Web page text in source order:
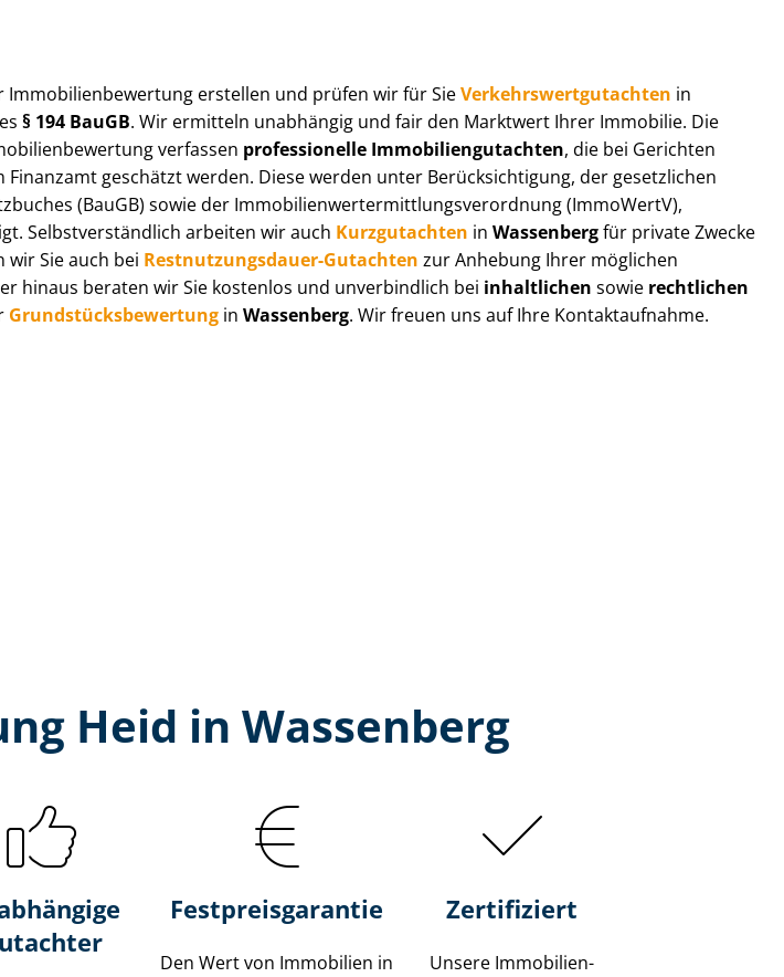
Im­mo­bi­li­en­be­wer­tung erstellen und prüfen wir für SieVer­kehrs­wert­gut­ach­ten in
§ 194 BauGB. Wir ermitteln unabhängig und fair den Marktwert Ihrer Immobilie. Die
verfassen professionelle Im­mo­bi­li­en­gut­ach­ten, die bei Gerichten
geschätzt werden. Diese werden unter Be­rück­sich­ti­gung, der gesetzlichen
(BauGB) sowie der Im­mo­bi­li­en­wert­ermitt­lungs­ver­ord­nung (ImmoWertV),
Selbst­ver­ständ­lich arbeiten wir auch Kurzgutachten in Wassenbergfür private Zwecke
Sie auch bei Rest­nut­zungs­dau­er-Gutachten zur Anhebung Ihrer möglichen
hinaus beraten wir Sie kostenlos und unverbindlich bei inhaltlichen sowie rechtlichen
Grund­stücks­be­wer­tung inWassenberg. Wir freuen uns auf Ihre Kontaktaufnahme.
Heid in Wassenberg
Festpreis​garantie
Den Wert von Immobilien in
Zertifiziert
Unsere Immobilien­